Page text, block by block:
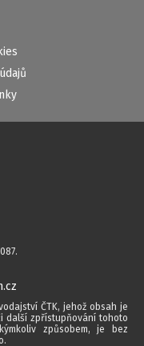
ČTK, jehož obsah je
další zpřístupňování tohoto
způsobem, je bez